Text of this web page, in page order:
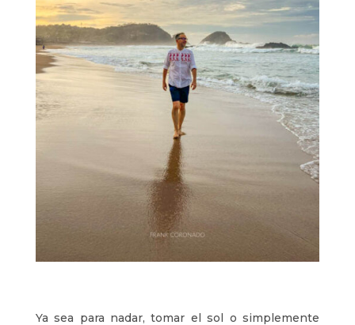
Ya sea para nadar, tomar el sol o simplemente